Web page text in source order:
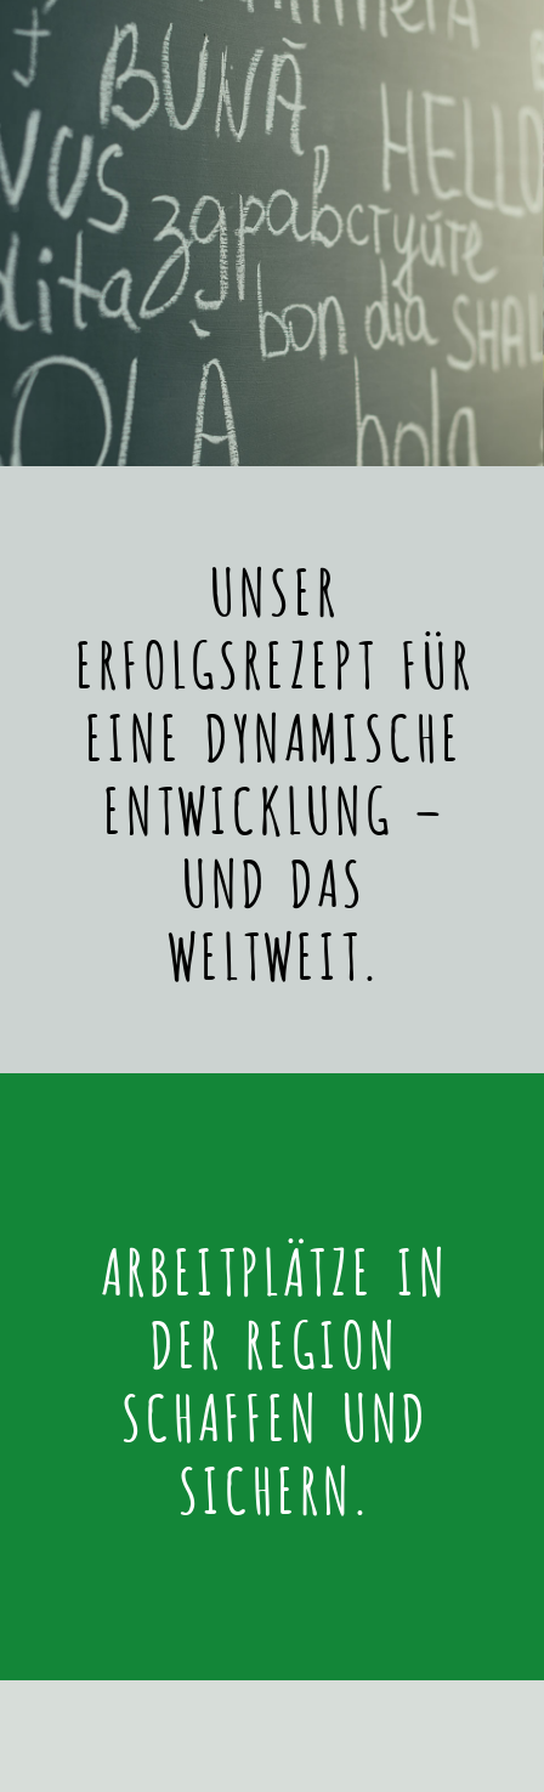
UNSER
ERFOLGSREZEPT FÜR
EINE DYNAMISCHE
ENTWICKLUNG –
UND DAS
WELTWEIT.
ARBEITPLÄTZE IN
DER REGION
SCHAFFEN UND
SICHERN.